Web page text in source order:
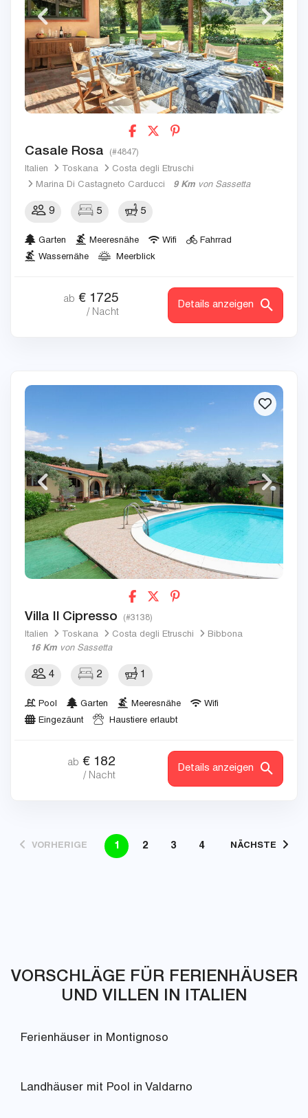
Casale Rosa (#4847)
Italien Toskana
Costa degli Etruschi
Marina Di Castagneto Carducci
9 Km von Sassetta
9 5 5
Garten Meeresnähe Wifi
Fahrrad
Wassernähe
Meerblick
ab € 1725
/ Nacht
Details anzeigen
Villa Il Cipresso (#3138)
Italien Toskana Costa degli Etruschi
Bibbona
16 Km von Sassetta
4 2 1
Pool Garten Meeresnähe
Wifi
Eingezäunt
Haustiere erlaubt
ab € 182
/ Nacht
Details anzeigen
VORHERIGE 1 2 3 4 NÄCHSTE
VORSCHLÄGE FÜR FERIENHÄUSER
UND VILLEN IN ITALIEN
Ferienhäuser in Montignoso
Landhäuser mit Pool in Valdarno